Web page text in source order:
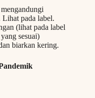
pada label.
(lihat pada label
sesuai)
biarkan kering.